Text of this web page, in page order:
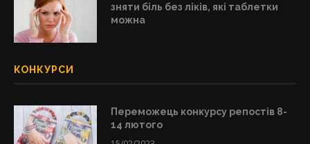
зняти біль без ліків, які таблетки
можна
КОНКУРСИ
Переможець конкурсу репостів 8-
14 лютого